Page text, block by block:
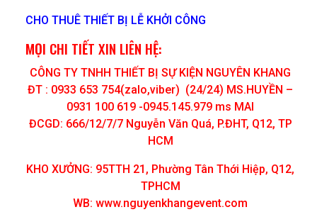
CHO THUÊ THIẾT BỊ LỄ KHỞI CÔNG
MỌI CHI TIẾT XIN LIÊN HỆ:
CÔNG TY TNHH THIẾT BỊ SỰ KIỆN NGUYÊN KHANG
ĐT : 0933 653 754(zalo,viber) (24/24) MS.HUYỀN –
0931 100 619 -0945.145.979 ms MAI
ĐCGD: 666/12/7/7 Nguyễn Văn Quá, P.ĐHT, Q12, TP
HCM
KHO XƯỞNG: 95TTH 21, Phường Tân Thới Hiệp, Q12,
TPHCM
WB: www.nguyenkhangevent.com